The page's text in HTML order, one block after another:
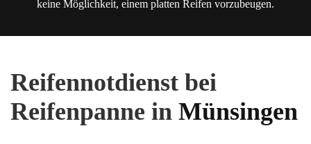
keine Möglichkeit, einem platten Reifen vorzubeugen.
Reifennotdienst bei
Reifenpanne in Münsingen